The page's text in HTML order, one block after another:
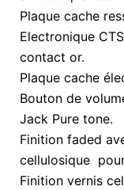
Plaque cache
Electronique
contact or.
Plaque cache
Bouton de
Jack Pure tone.
Finition faded
cellulosique
Finition vernis